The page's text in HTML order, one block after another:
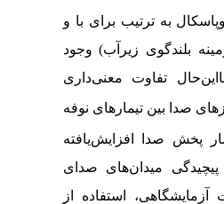
با و
بلندگوی زیرآب) وجود
تفاوت معنی‌داری
صدا بین تیمارهای نوفه
پخش صدا افزایش‌یافته
میدان‌های صدای
استفاده از